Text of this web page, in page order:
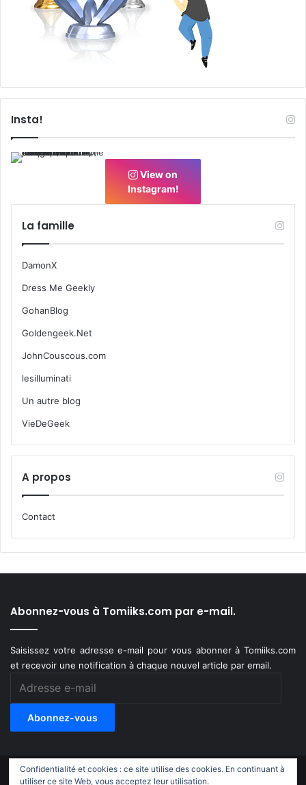
Insta!
View on
Instagram!
La famille
DamonX
Dress Me Geekly
GohanBlog
Goldengeek.Net
JohnCouscous.com
lesilluminati
Un autre blog
VieDeGeek
A propos
Contact
Abonnez-vous à Tomiiks.com par e-mail.
Saisissez votre adresse e-mail pour vous abonner à Tomiiks.com
et recevoir une notification à chaque nouvel article par email.
Abonnez-vous
© Copyright 2011-2018, All Rights Reserved |
Confidentialité et cookies : ce site utilise des cookies. En continuant à
utiliser ce site Web, vous acceptez leur utilisation.